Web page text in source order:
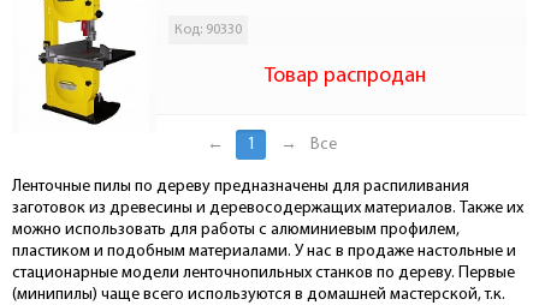
Код: 90330
Товар распродан
← 1 → Все
Ленточные пилы по дереву предназначены для распиливания
заготовок из древесины и деревосодержащих материалов. Также их
можно использовать для работы с алюминиевым профилем,
пластиком и подобным материалами. У нас в продаже настольные и
стационарные модели ленточнопильных станков по дереву. Первые
(минипилы) чаще всего используются в домашней мастерской, т.к.